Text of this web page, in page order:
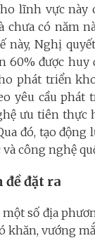
lĩnh vực này
chưa có năm
này, Nghị
60% được huy
phát triển
yêu cầu phát
ưu tiên thực
đó, tạo động
công nghệ
đề đặt ra
số địa
khăn, vướng